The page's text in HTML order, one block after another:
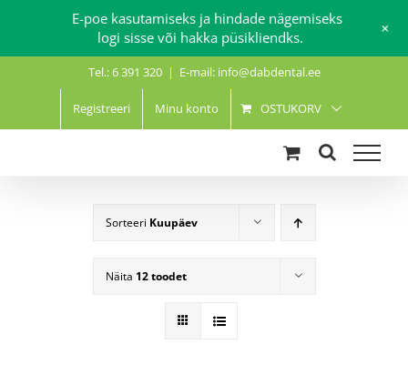
Tel.: 6 391 320 | E-mail: info@dabdental.ee
Registreeri Minu konto OSTUKORV
Sorteeri Kuupäev
Näita 12 toodet
E-poe kasutamiseks ja hindade nägemiseks
logi sisse või hakka püsikliendks.
+